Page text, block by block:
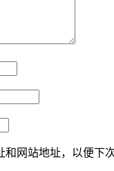
网站地址，以便下